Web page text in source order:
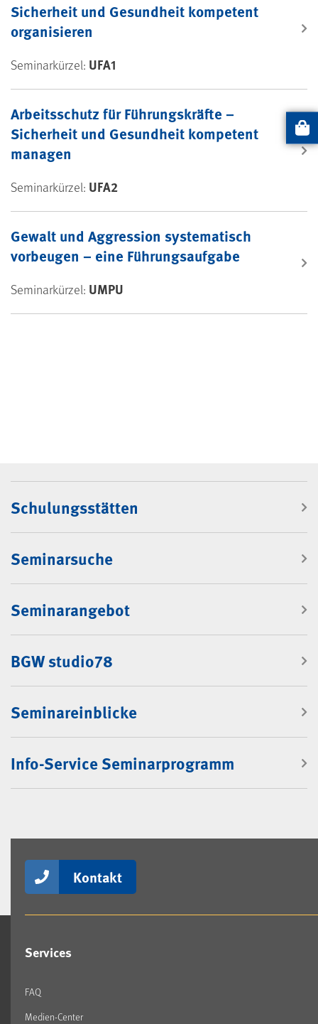
Sicherheit und Gesundheit kompetent
organisieren
Seminarkürzel: UFA1
Arbeitsschutz für Führungskräfte –
Sicherheit und Gesundheit kompetent
managen
Seminarkürzel: UFA2
Gewalt und Aggression systematisch
vorbeugen – eine Führungsaufgabe
Seminarkürzel: UMPU
Schulungsstätten
Seminarsuche
Seminarangebot
BGW studio78
Seminareinblicke
Info-Service Seminarprogramm
Kontakt
Services
FAQ
Medien-Center
Artikel